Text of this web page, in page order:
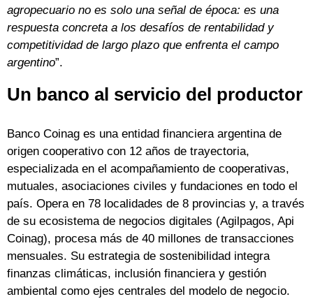
agropecuario no es solo una señal de época: es una
respuesta concreta a los desafíos de rentabilidad y
competitividad de largo plazo que enfrenta el campo
argentino”.
Un banco al servicio del productor
Banco Coinag es una entidad financiera argentina de
origen cooperativo con 12 años de trayectoria,
especializada en el acompañamiento de cooperativas,
mutuales, asociaciones civiles y fundaciones en todo el
país. Opera en 78 localidades de 8 provincias y, a través
de su ecosistema de negocios digitales (Agilpagos, Api
Coinag), procesa más de 40 millones de transacciones
mensuales. Su estrategia de sostenibilidad integra
finanzas climáticas, inclusión financiera y gestión
ambiental como ejes centrales del modelo de negocio.